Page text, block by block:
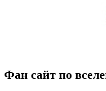
Фан сайт по